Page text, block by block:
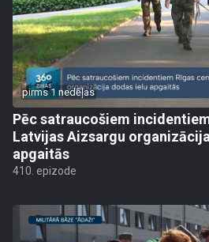
pirms 1 nedēļas
Pēc satraucošiem
Latvijas Aizsargu
apgaitās
410. epizode